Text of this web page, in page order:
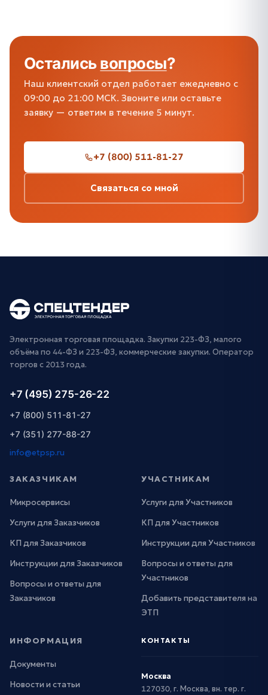
Осталисьвопросы?
Наш клиентский отдел работает ежедневно с
09:00 до 21:00 МСК. Звоните или оставьте
заявку — ответим в течение 5 минут.
+7 (800) 511-81-27
Связаться со мной
Электронная торговая площадка. Закупки 223-ФЗ, малого
объёма по 44-ФЗ и 223-ФЗ, коммерческие закупки. Оператор
торгов с 2013 года.
+7 (495) 275-26-22
+7 (800) 511-81-27
+7 (351) 277-88-27
info@etpsp.ru
ЗАКАЗЧИКАМ
Микросервисы
Услуги для Заказчиков
КП для Заказчиков
Инструкции для Заказчиков
Вопросы и ответы для
Заказчиков
УЧАСТНИКАМ
Услуги для Участников
КП для Участников
Инструкции для Участников
Вопросы и ответы для
Участников
Добавить представителя на
ЭТП
ИНФОРМАЦИЯ
Документы
Новости и статьи
КОНТАКТЫ
Москва
127030, г. Москва, вн. тер. г.